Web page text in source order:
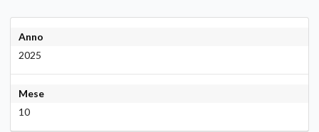
Anno
2025
Mese
10